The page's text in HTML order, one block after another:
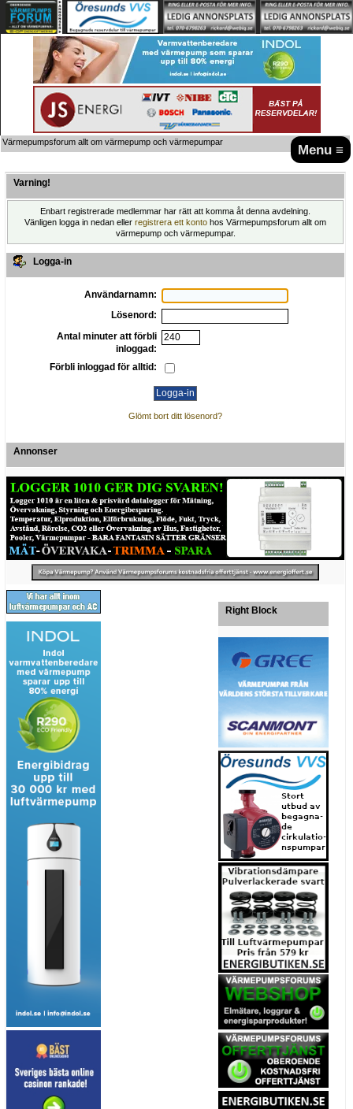
Menu ≡
Värmepumpsforum allt om värmepump och värmepumpar
Varning!
Enbart registrerade medlemmar har rätt att komma åt denna avdelning.
Vänligen logga in nedan eller registrera ett konto hos Värmepumpsforum allt om
värmepump och värmepumpar.
Logga-in
Användarnamn:
Lösenord:
Antal minuter att förbli
inloggad:
Förbli inloggad för alltid:
Glömt bort ditt lösenord?
Annonser
Right Block